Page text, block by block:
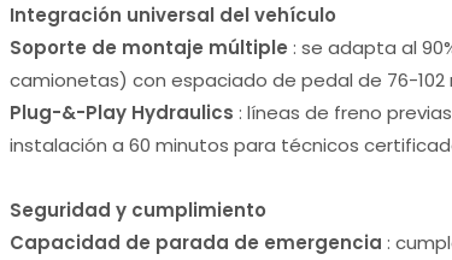
Integración universal del vehículo
Soporte de montaje múltiple : se adapta al
camionetas) con espaciado de pedal de 76-
Plug-&-Play Hydraulics : líneas de freno
instalación a 60 minutos para técnicos
Seguridad y cumplimiento
Capacidad de parada de emergencia :